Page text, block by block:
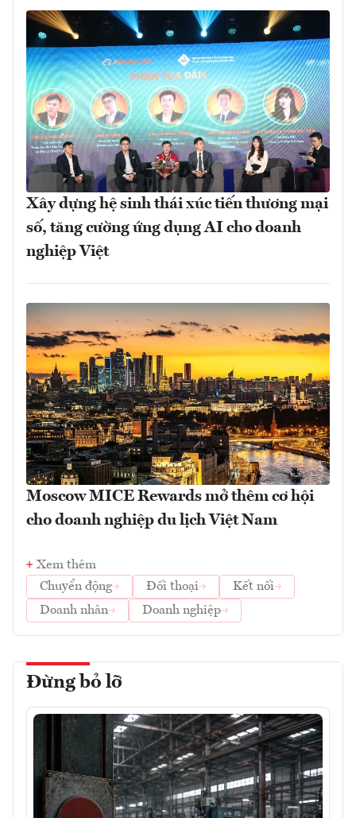
Xây dựng hệ sinh thái xúc tiến thương mại
số, tăng cường ứng dụng AI cho doanh
nghiệp Việt
Moscow MICE Rewards mở thêm cơ hội
cho doanh nghiệp du lịch Việt Nam
Xem thêm
Chuyển động
Đối thoại
Kết nối
Doanh nhân
Doanh nghiệp
Đừng bỏ lỡ